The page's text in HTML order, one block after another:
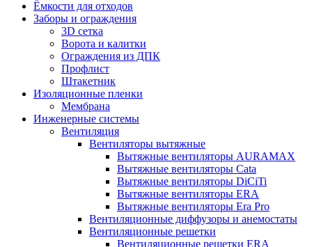
Ёмкости для отходов
Заборы и ограждения
3D сетка
Ворота и калитки
Ограждения из ДПК
Профлист
Штакетник
Изоляционные пленки
Мембрана
Инженерные системы
Вентиляция
Вентиляторы вытяжные
Вытяжные вентиляторы AURAMAX
Вытяжные вентиляторы Cata
Вытяжные вентиляторы DiCiTi
Вытяжные вентиляторы ERA
Вытяжные вентиляторы Era Pro
Вентиляционные диффузоры и анемостаты
Вентиляционные решетки
Вентиляционные решетки ERA